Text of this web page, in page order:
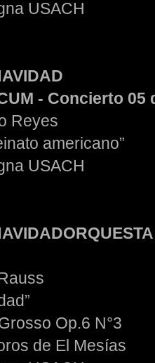
USACH
- Concierto 05
Reyes
americano”
USACH
Op.6 N°3
de El Mesías